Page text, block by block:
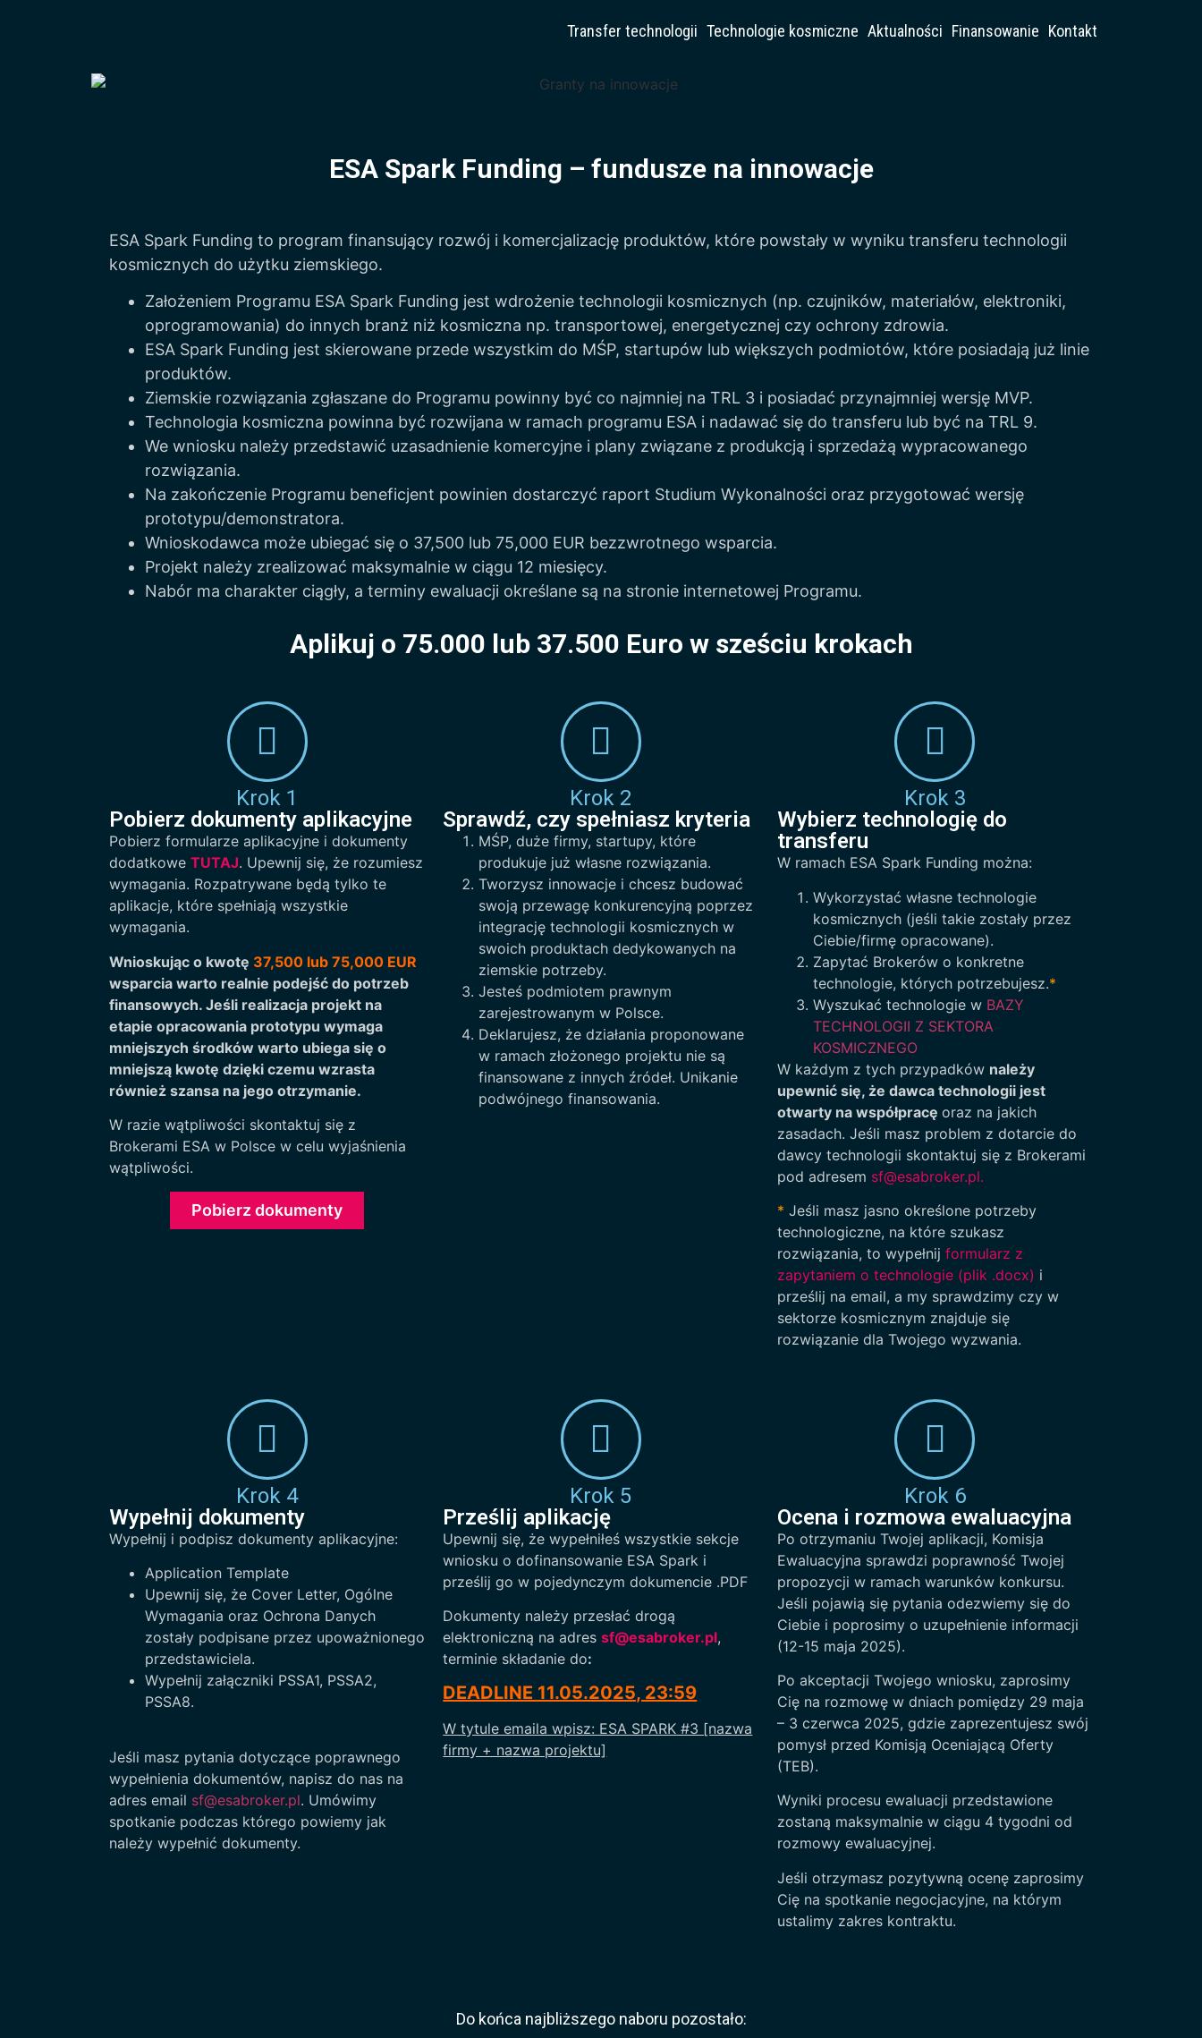
Transfer technologii Technologie kosmiczne Aktualności Finansowanie Kontakt
ESA Spark Funding – fundusze na innowacje
ESA Spark Funding to program finansujący rozwój i komercjalizację produktów, które powstały w wyniku transferu technologii
kosmicznych do użytku ziemskiego.
Założeniem Programu ESA Spark Funding jest wdrożenie technologii kosmicznych (np. czujników, materiałów, elektroniki,
oprogramowania) do innych branż niż kosmiczna np. transportowej, energetycznej czy ochrony zdrowia.
ESA Spark Funding jest skierowane przede wszystkim do MŚP, startupów lub większych podmiotów, które posiadają już linie
produktów.
Ziemskie rozwiązania zgłaszane do Programu powinny być co najmniej na TRL 3 i posiadać przynajmniej wersję MVP.
Technologia kosmiczna powinna być rozwijana w ramach programu ESA i nadawać się do transferu lub być na TRL 9.
We wniosku należy przedstawić uzasadnienie komercyjne i plany związane z produkcją i sprzedażą wypracowanego
rozwiązania.
Na zakończenie Programu beneficjent powinien dostarczyć raport Studium Wykonalności oraz przygotować wersję
prototypu/demonstratora.
Wnioskodawca może ubiegać się o 37,500 lub 75,000 EUR bezzwrotnego wsparcia.
Projekt należy zrealizować maksymalnie w ciągu 12 miesięcy.
Nabór ma charakter ciągły, a terminy ewaluacji określane są na stronie internetowej Programu.
Aplikuj o 75.000 lub 37.500 Euro w sześciu krokach
Krok 1
Pobierz dokumenty aplikacyjne
Pobierz formularze aplikacyjne i dokumenty
dodatkowe TUTAJ. Upewnij się, że rozumiesz
wymagania. Rozpatrywane będą tylko te
aplikacje, które spełniają wszystkie
wymagania.
Wnioskując o kwotę 37,500 lub 75,000 EUR
wsparcia warto realnie podejść do potrzeb
finansowych. Jeśli realizacja projekt na
etapie opracowania prototypu wymaga
mniejszych środków warto ubiega się o
mniejszą kwotę dzięki czemu wzrasta
również szansa na jego otrzymanie.
W razie wątpliwości skontaktuj się z
Brokerami ESA w Polsce w celu wyjaśnienia
wątpliwości.
Pobierz dokumenty
Krok 2
Sprawdź, czy spełniasz kryteria
MŚP, duże firmy, startupy, które
produkuje już własne rozwiązania.
Tworzysz innowacje i chcesz budować
swoją przewagę konkurencyjną poprzez
integrację technologii kosmicznych w
swoich produktach dedykowanych na
ziemskie potrzeby.
Jesteś podmiotem prawnym
zarejestrowanym w Polsce.
Deklarujesz, że działania proponowane
w ramach złożonego projektu nie są
finansowane z innych źródeł. Unikanie
podwójnego finansowania.
Krok 3
Wybierz technologię do
transferu
W ramach ESA Spark Funding można:
Wykorzystać własne technologie
kosmicznych (jeśli takie zostały przez
Ciebie/firmę opracowane).
Zapytać Brokerów o konkretne
technologie, których potrzebujesz.*
Wyszukać technologie w BAZY
TECHNOLOGII Z SEKTORA
KOSMICZNEGO
W każdym z tych przypadków należy
upewnić się, że dawca technologii jest
otwarty na współpracę oraz na jakich
zasadach. Jeśli masz problem z dotarcie do
dawcy technologii skontaktuj się z Brokerami
pod adresem sf@esabroker.pl.
* Jeśli masz jasno określone potrzeby
technologiczne, na które szukasz
rozwiązania, to wypełnij formularz z
zapytaniem o technologie (plik .docx) i
prześlij na email, a my sprawdzimy czy w
sektorze kosmicznym znajduje się
rozwiązanie dla Twojego wyzwania.
Krok 4
Wypełnij dokumenty
Wypełnij i podpisz dokumenty aplikacyjne:
Application Template
Upewnij się, że Cover Letter, Ogólne
Wymagania oraz Ochrona Danych
zostały podpisane przez upoważnionego
przedstawiciela.
Wypełnij załączniki PSSA1, PSSA2,
PSSA8.
Jeśli masz pytania dotyczące poprawnego
wypełnienia dokumentów, napisz do nas na
adres email sf@esabroker.pl. Umówimy
spotkanie podczas którego powiemy jak
należy wypełnić dokumenty.
Krok 5
Prześlij aplikację
Upewnij się, że wypełniłeś wszystkie sekcje
wniosku o dofinansowanie ESA Spark i
prześlij go w pojedynczym dokumencie .PDF
Dokumenty należy przesłać drogą
elektroniczną na adressf@esabroker.pl,
terminie składanie do:
DEADLINE 11.05.2025, 23:59
W tytule emaila wpisz: ESA SPARK #3 [nazwa
firmy + nazwa projektu]
Krok 6
Ocena i rozmowa ewaluacyjna
Po otrzymaniu Twojej aplikacji, Komisja
Ewaluacyjna sprawdzi poprawność Twojej
propozycji w ramach warunków konkursu.
Jeśli pojawią się pytania odezwiemy się do
Ciebie i poprosimy o uzupełnienie informacji
(12-15 maja 2025).
Po akceptacji Twojego wniosku, zaprosimy
Cię na rozmowę w dniach pomiędzy 29 maja
– 3 czerwca 2025, gdzie zaprezentujesz swój
pomysł przed Komisją Oceniającą Oferty
(TEB).
Wyniki procesu ewaluacji przedstawione
zostaną maksymalnie w ciągu 4 tygodni od
rozmowy ewaluacyjnej.
Jeśli otrzymasz pozytywną ocenę zaprosimy
Cię na spotkanie negocjacyjne, na którym
ustalimy zakres kontraktu.
Do końca najbliższego naboru pozostało: